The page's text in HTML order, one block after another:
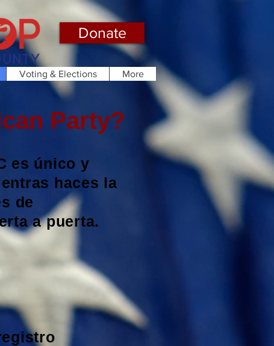
Donate
Voting & Elections More
Party?
es único y
haces la
de
a puerta.